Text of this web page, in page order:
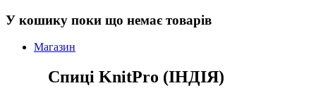
У кошику поки що немає товарів
Магазин
Спиці KnitPro (ІНДІЯ)